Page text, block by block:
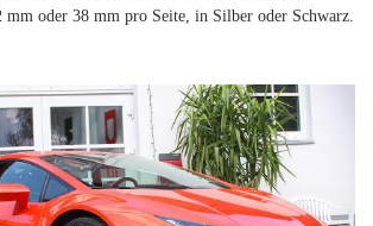
oder 38 mm pro Seite, in Silber oder Schwarz.